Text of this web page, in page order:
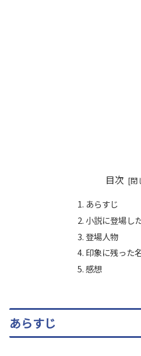
目次
あらすじ
小説に登場し
登場人物
印象に残った
感想
あらすじ